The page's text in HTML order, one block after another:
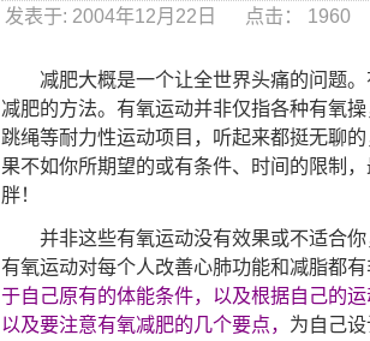
发表于: 2004年12月22日 点击： 1960
减肥大概是一个让全世界头痛的问题。
减肥的方法。有氧运动并非仅指各种有氧
跳绳等耐力性运动项目，听起来都挺无聊
果不如你所期望的或有条件、时间的限制
胖！
并非这些有氧运动没有效果或不适合你
有氧运动对每个人改善心肺功能和减脂都
于自己原有的体能条件，以及根据自己的
以及要注意有氧减肥的几个要点， 为自己